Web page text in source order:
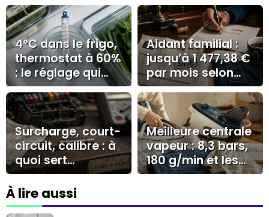
4°C dans le frigo,
thermostat à 60%
: le réglage qui
évite givre et
surconsommatio
Aidant familial :
jusqu’à 1 477,38 €
par mois selon
l’AJPA, la PCH ou
le CESU
Surcharge, court-
circuit, calibre : à
quoi sert
vraiment un
fusible ?
Meilleure centrale
vapeur : 8,3 bars,
180 g/min et les
erreurs qui
À lire aussi